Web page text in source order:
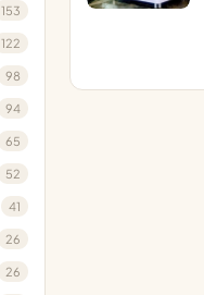
153
122
98
94
65
52
41
26
26